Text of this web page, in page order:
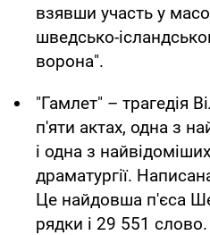
взявши участь у
шведсько-
ворона".
"Гамлет" – трагедія
п'яти актах, одна з
і одна з
драматургії.
Це найдовша п'єса
рядки і 29 551 слово.